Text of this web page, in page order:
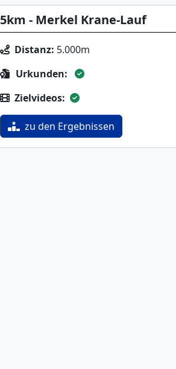
5km - Merkel Krane-Lauf
Distanz: 5.000m
Urkunden:
Zielvideos:
zu den Ergebnissen